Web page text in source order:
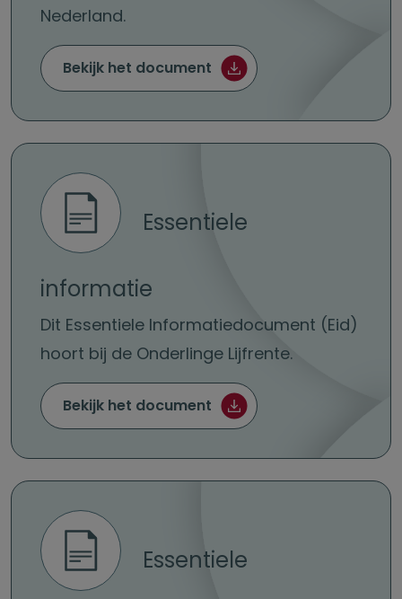
Nederland.
Bekijk het document Vergelijkingskaart
Essentiele
informatie
Dit Essentiele Informatiedocument (Eid)
hoort bij de Onderlinge Lijfrente.
Bekijk het document Essentiele informatie
Essentiele